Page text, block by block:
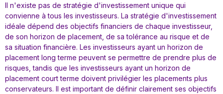
Il n'existe pas de stratégie d'investissement unique qui
convienne à tous les investisseurs. La stratégie d'investissement
idéale dépend des objectifs financiers de chaque investisseur,
de son horizon de placement, de sa tolérance au risque et de
sa situation financière. Les investisseurs ayant un horizon de
placement long terme peuvent se permettre de prendre plus de
risques, tandis que les investisseurs ayant un horizon de
placement court terme doivent privilégier les placements plus
conservateurs. Il est important de définir clairement ses objectifs